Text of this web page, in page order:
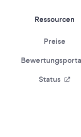
Ressourcen
Preise
Status